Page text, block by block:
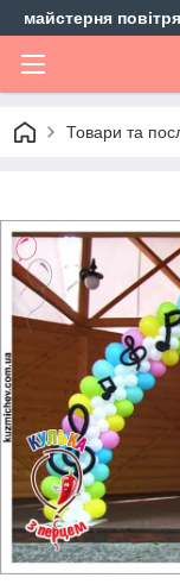
майстерня
Товари та